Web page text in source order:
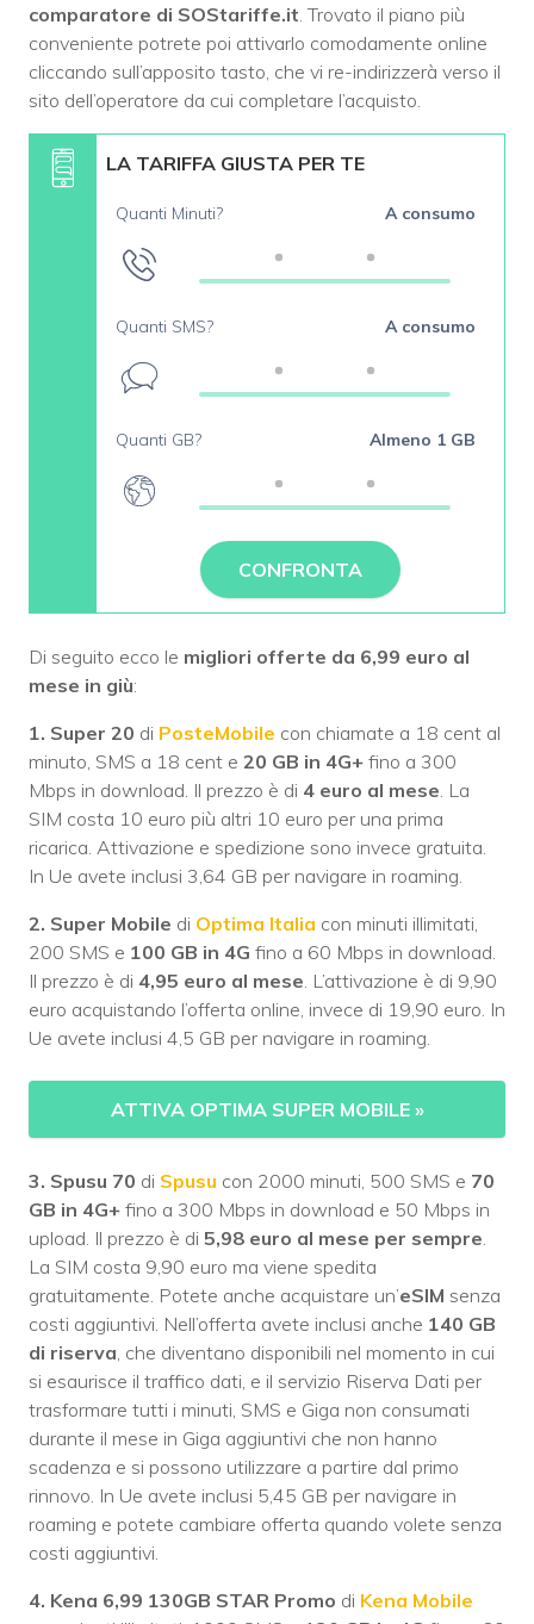
comparatore di SOStariffe.it . Trovato il piano più
conveniente potrete poi attivarlo comodamente online
cliccando sull’apposito tasto, che vi re-indirizzerà verso il
sito dell’operatore da cui completare l’acquisto.
LA TARIFFA GIUSTA PER TE
Quanti Minuti? A consumo
Quanti SMS? A consumo
Quanti GB? Almeno 1 GB
CONFRONTA
Di seguito ecco le migliori offerte da 6,99 euro al
mese in giù:
1. Super 20 di PosteMobile con chiamate a 18 cent al
minuto, SMS a 18 cent e 20 GB in 4G+ fino a 300
Mbps in download. Il prezzo è di 4 euro al mese . La
SIM costa 10 euro più altri 10 euro per una prima
ricarica. Attivazione e spedizione sono invece gratuita.
In Ue avete inclusi 3,64 GB per navigare in roaming.
2. Super Mobile di Optima Italia con minuti illimitati,
200 SMS e 100 GB in 4G fino a 60 Mbps in download.
Il prezzo è di 4,95 euro al mese . L’attivazione è di 9,90
euro acquistando l’offerta online, invece di 19,90 euro. In
Ue avete inclusi 4,5 GB per navigare in roaming.
ATTIVA OPTIMA SUPER MOBILE »
3. Spusu 70 di Spusu con 2000 minuti, 500 SMS e 70
GB in 4G+ fino a 300 Mbps in download e 50 Mbps in
upload. Il prezzo è di 5,98 euro al mese per sempre
La SIM costa 9,90 euro ma viene spedita
gratuitamente. Potete anche acquistare un’eSIM senza
costi aggiuntivi. Nell’offerta avete inclusi anche 140 GB
di riserva , che diventano disponibili nel momento in cui
si esaurisce il traffico dati, e il servizio Riserva Dati per
trasformare tutti i minuti, SMS e Giga non consumati
durante il mese in Giga aggiuntivi che non hanno
scadenza e si possono utilizzare a partire dal primo
rinnovo. In Ue avete inclusi 5,45 GB per navigare in
roaming e potete cambiare offerta quando volete senza
costi aggiuntivi.
4. Kena 6,99 130GB STAR Promo di Kena Mobile